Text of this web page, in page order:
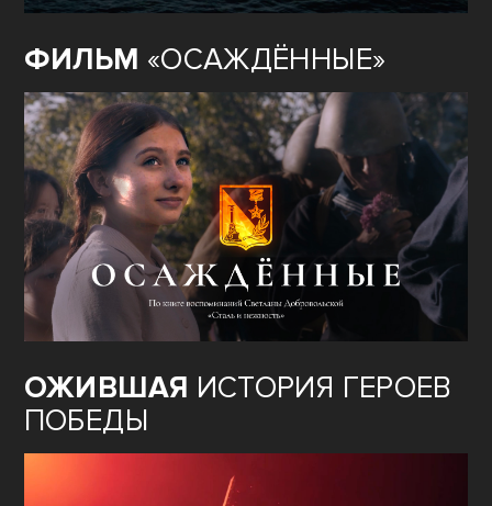
ФИЛЬМ «ОСАЖДЁННЫЕ»
ОЖИВШАЯ ИСТОРИЯ ГЕРОЕВ
ПОБЕДЫ